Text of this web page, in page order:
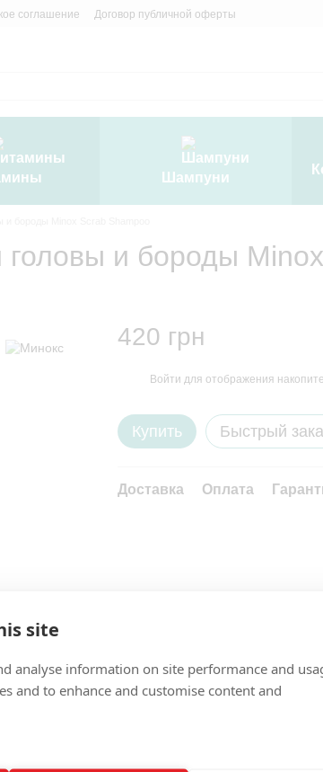
соглашение Договор публичной оферты
Шампуни
и бороды
420 грн
Войти для отображения
Купить Быстрый
Доставка Оплата
site
analyse information on site performance and
and to enhance and customise content and